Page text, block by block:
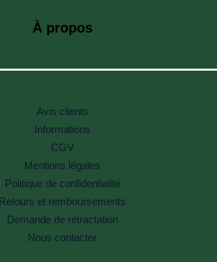
À propos
Avis clients
Informations
CGV
Mentions légales
Politique de confidentialité
Retours et remboursements
Demande de rétractation
Nous contacter